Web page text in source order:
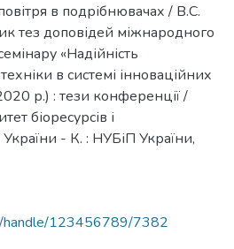
в подрібнювачах / В.С.
тез доповідей міжнародного
«Надійність
в системі інноваційних
р.) : тези конференції /
біоресурсів і
- К. : НУБіП України,
handle/123456789/7382